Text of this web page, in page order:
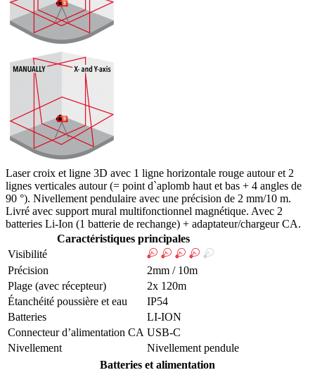
Laser croix et ligne 3D avec 1 ligne horizontale rouge autour et 2
lignes verticales autour (= point d`aplomb haut et bas + 4 angles de
90 °). Nivellement pendulaire avec une précision de 2 mm/10 m.
Livré avec support mural multifonctionnel magnétique. Avec 2
batteries Li-Ion (1 batterie de rechange) + adaptateur/chargeur CA.
Caractéristiques principales
Visibilité
Précision
2mm / 10m
Plage (avec récepteur)
2x 120m
Étanchéité poussière et eau
IP54
Batteries
LI-ION
Connecteur d’alimentation CA USB-C
Nivellement
Nivellement pendule
Batteries et alimentation